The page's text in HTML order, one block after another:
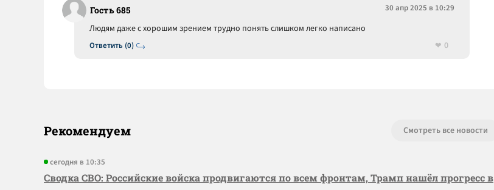
Гость 685 30 апр 2025 в 10:29
Ответить (0)
Людям даже с хорошим зрением трудно понять слишком легко написано
0
Рекомендуем Смотреть все новости
сегодня в 10:35
Сводка СВО: Российские войска продвигаются по всем фронтам, Трамп нашёл прогресс в